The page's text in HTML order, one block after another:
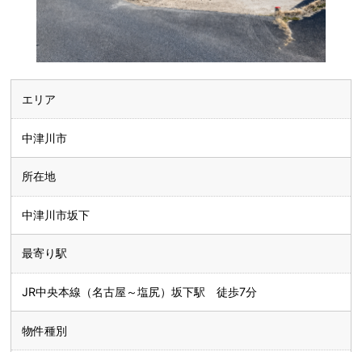
エリア
中津川市
所在地
中津川市坂下
最寄り駅
JR中央本線（名古屋～塩尻）坂下駅 徒歩7分
物件種別